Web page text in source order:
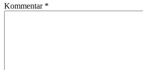
Kommentar *